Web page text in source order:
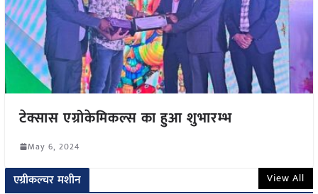
टेक्सास एग्रोकेमिकल्स का हुआ शुभारम्भ
May 6, 2024
एग्रीकल्चर मशीन View All